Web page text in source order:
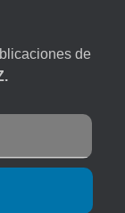
de